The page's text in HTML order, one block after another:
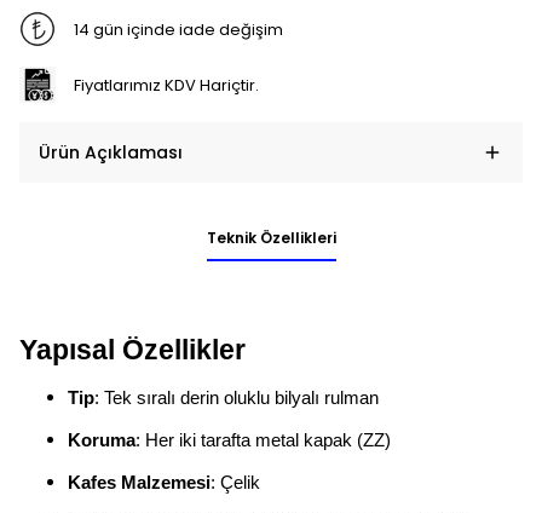
14 gün içinde iade değişim
Fiyatlarımız KDV Hariçtir.
Ürün Açıklaması
Teknik Özellikleri
Yapısal Özellikler
Tip: Tek sıralı derin oluklu bilyalı rulman
Koruma: Her iki tarafta metal kapak (ZZ)
Kafes Malzemesi: Çelik